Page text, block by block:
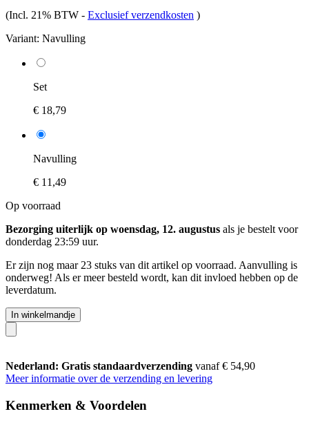
(Incl. 21% BTW - Exclusief verzendkosten )
Variant: Navulling
Set
€ 18,79
Navulling
€ 11,49
Op voorraad
Bezorging uiterlijk op woensdag, 12. augustus als je bestelt voor
donderdag 23:59 uur.
Er zijn nog maar 23 stuks van dit artikel op voorraad. Aanvulling is
onderweg! Als er meer besteld wordt, kan dit invloed hebben op de
leverdatum.
In winkelmandje
Nederland: Gratis standaardverzending vanaf € 54,90
Meer informatie over de verzending en levering
Kenmerken & Voordelen